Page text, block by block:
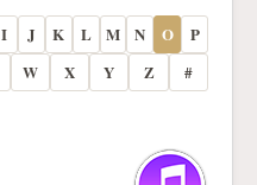
I J K L M N O
P
W X Y Z #